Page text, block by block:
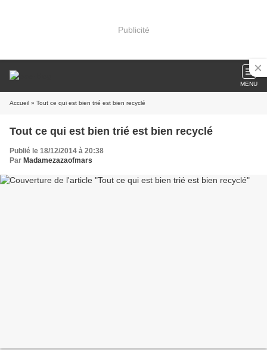
Publicité
MENU
Accueil » Tout ce qui est bien trié est bien recyclé
Tout ce qui est bien trié est bien recyclé
Publié le 18/12/2014 à 20:38
Par Madamezazaofmars